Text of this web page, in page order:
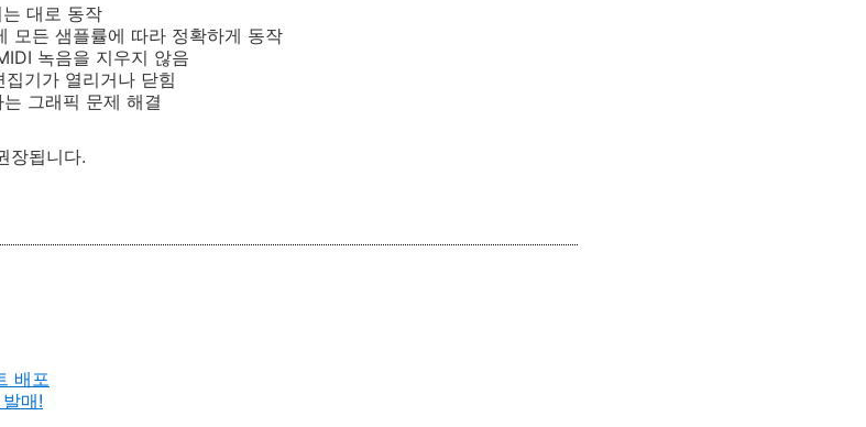
대로 동작
모든 샘플률에 따라 정확하게 동작
녹음을 지우지 않음
기가 열리거나 닫힘
그래픽 문제 해결
장됩니다.
배포
매!